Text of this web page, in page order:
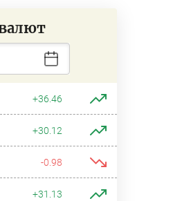
+36.46
+30.12
-0.98
+31.13